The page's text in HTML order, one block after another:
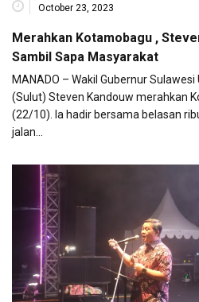
October 23, 2023
Merahkan Kotamobagu ,
Sambil Sapa Masyarakat
MANADO – Wakil Gubernur
(Sulut) Steven Kandouw merahkan
(22/10). Ia hadir bersama belasan
jalan…